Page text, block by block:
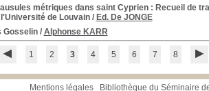
métriques dans saint Cyprien: Recueil de
de Louvain/ Ed. De JONGE
Gosselin/ Alphonse KARR
1 2 3 4 5 6 7 8
Mentions légales Bibliothèque du Séminaire